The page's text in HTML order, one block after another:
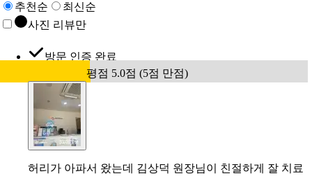
추천순
최신순
사진 리뷰만
방문 인증 완료
평점 5.0점 (5점 만점)
허리가 아파서 왔는데 김상덕 원장님이 친절하게 잘 치료